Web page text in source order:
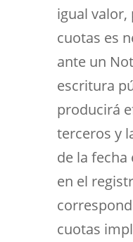
igual valor,
cuotas es
ante un
escritura
producirá
terceros y
de la fecha
en el
cuotas